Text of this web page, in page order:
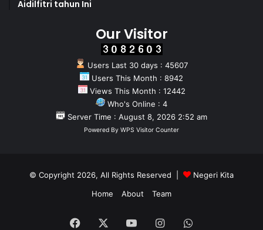
Aidilfitri tahun Ini
Our Visitor
Users Last 30 days : 45607
Users This Month : 8942
Views This Month : 12442
Who's Online : 4
Server Time : August 8, 2026 2:52 am
Powered By WPS Visitor Counter
© Copyright 2026, All Rights Reserved |
Negeri Kita
Home
About Team
Facebook YouTubeInstagramWhatsApp